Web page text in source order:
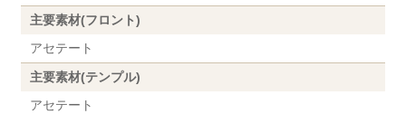
主要素材(フロント)
アセテート
主要素材(テンプル)
アセテート